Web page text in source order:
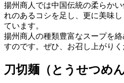
揚州商人では中国伝統の柔らか
れのあるコシを足し、更に美味
ています。
揚州商人の種類豊富なスープを
すのです。ぜひ、お召し上がりく
刀切麺 （とうせつめん